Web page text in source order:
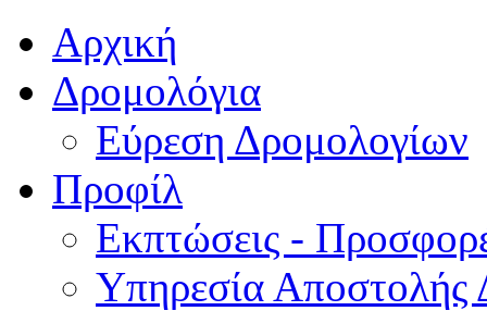
Αρχική
Δρομολόγια
Εύρεση Δρομολογίων
Προφίλ
Εκπτώσεις -
Υπηρεσία Αποστολής